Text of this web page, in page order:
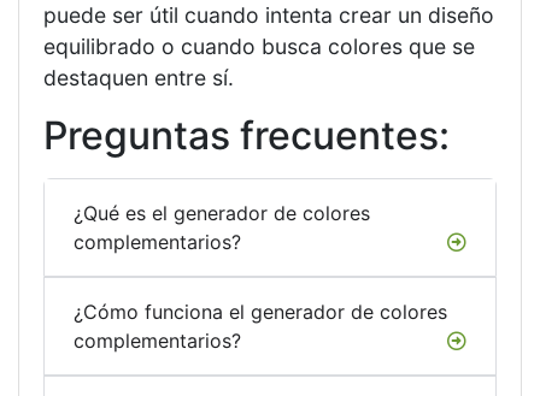
puede ser útil cuando intenta crear un diseño
equilibrado o cuando busca colores que se
destaquen entre sí.
Preguntas frecuentes:
¿Qué es el generador de colores
complementarios?
¿Cómo funciona el generador de colores
complementarios?